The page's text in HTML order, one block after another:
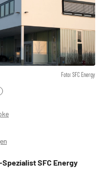
Foto: SFC Energy
SFC Energy